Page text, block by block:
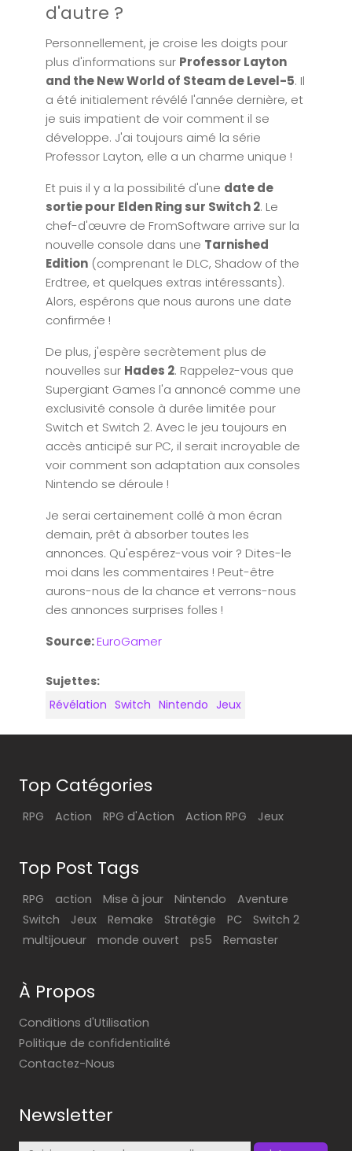
d'autre ?
Personnellement, je croise les doigts pour
plus d'informations sur Professor Layton
and the New World of Steam de Level-5. Il
a été initialement révélé l'année dernière, et
je suis impatient de voir comment il se
développe. J'ai toujours aimé la série
Professor Layton, elle a un charme unique !
Et puis il y a la possibilité d'une date de
sortie pour Elden Ring sur Switch 2. Le
chef-d'œuvre de FromSoftware arrive sur la
nouvelle console dans une Tarnished
Edition (comprenant le DLC, Shadow of the
Erdtree, et quelques extras intéressants).
Alors, espérons que nous aurons une date
confirmée !
De plus, j'espère secrètement plus de
nouvelles sur Hades 2. Rappelez-vous que
Supergiant Games l'a annoncé comme une
exclusivité console à durée limitée pour
Switch et Switch 2. Avec le jeu toujours en
accès anticipé sur PC, il serait incroyable de
voir comment son adaptation aux consoles
Nintendo se déroule !
Je serai certainement collé à mon écran
demain, prêt à absorber toutes les
annonces. Qu'espérez-vous voir ? Dites-le
moi dans les commentaires ! Peut-être
aurons-nous de la chance et verrons-nous
des annonces surprises folles !
Source:EuroGamer
Sujettes:
Révélation Switch Nintendo Jeux
Top Catégories
RPG Action RPG d'Action Action RPG Jeux
Top Post Tags
RPG action Mise à jour Nintendo
Aventure
Switch
Jeux Remake Stratégie PC
Switch 2
multijoueur
monde ouvert ps5 Remaster
À Propos
Conditions d'Utilisation
Politique de confidentialité
Contactez-Nous
Newsletter